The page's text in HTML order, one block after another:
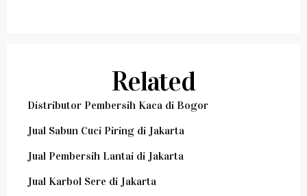
Related
Distributor Pembersih Kaca di Bogor
Jual Sabun Cuci Piring di Jakarta
Jual Pembersih Lantai di Jakarta
Jual Karbol Sere di Jakarta